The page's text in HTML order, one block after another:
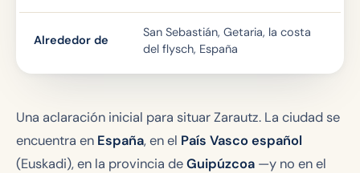
Alrededor de
San Sebastián, Getaria, la costa
del flysch, España
Una aclaración inicial para situar Zarautz. La ciudad se
encuentra en España, en el País Vasco español
(Euskadi), en la provincia deGuipúzcoa —y no en el